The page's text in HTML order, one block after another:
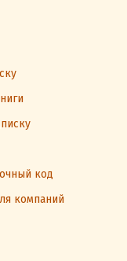
код
компаний